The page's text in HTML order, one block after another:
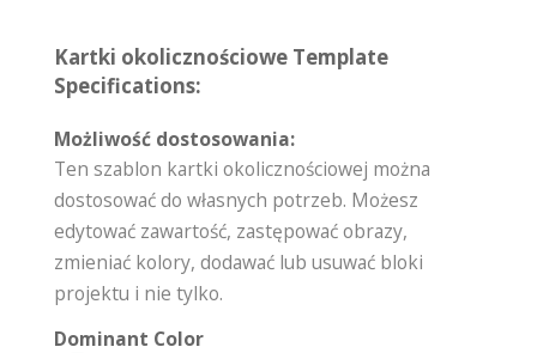
Kartki okolicznościowe Template
Specifications:
Możliwość dostosowania:
Ten szablon kartki okolicznościowej można
dostosować do własnych potrzeb. Możesz
edytować zawartość, zastępować obrazy,
zmieniać kolory, dodawać lub usuwać bloki
projektu i nie tylko.
Dominant Color